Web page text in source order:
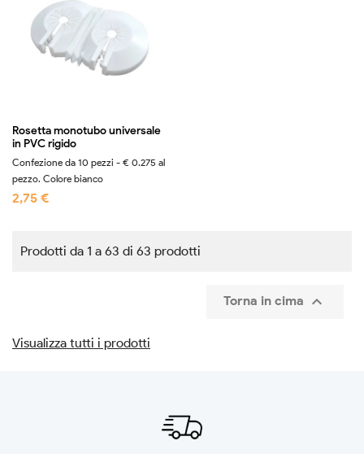
Rosetta monotubo universale
in PVC rigido
Confezione da 10 pezzi - € 0.275 al
pezzo. Colore bianco
2,75 €
Prodotti da 1 a 63 di 63 prodotti
Torna in cima 
Visualizza tutti i prodotti